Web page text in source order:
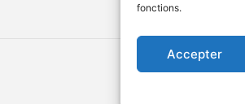
fonctions.
Accepter